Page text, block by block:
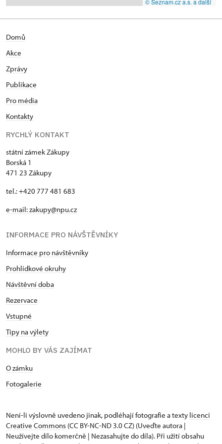
Domů
Akce
Zprávy
Publikace
Pro média
Kontakty
RYCHLÝ KONTAKT
státní zámek Zákupy
Borská 1
471 23 Zákupy
tel.: +420 777 481 683
e-mail: zakupy@npu.cz
INFORMACE PRO NÁVŠTĚVNÍKY
Informace pro návštěvníky
Prohlídkové okruhy
Návštěvní doba
Rezervace
Vstupné
Tipy na výlety
MOHLO BY VÁS ZAJÍMAT
O zámku
Fotogalerie
Není-li výslovně uvedeno jinak, podléhají fotografie a texty licenci
Creative Commons (CC BY-NC-ND 3.0 CZ) (Uveďte autora |
Neužívejte dílo komerčně | Nezasahujte do díla). Při užití obsahu